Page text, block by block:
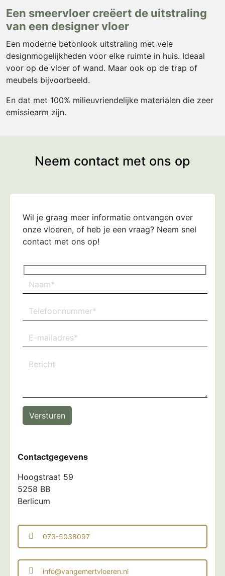
Een smeervloer creëert de uitstraling
van een designer vloer
Een moderne betonlook uitstraling met vele
designmogelijkheden voor elke ruimte in huis. Ideaal
voor op de vloer of wand. Maar ook op de trap of
meubels bijvoorbeeld.
En dat met 100% milieuvriendelijke materialen die zeer
emissiearm zijn.
Neem contact met ons op
Wil je graag meer informatie ontvangen over
onze vloeren, of heb je een vraag? Neem snel
contact met ons op!
Versturen
Contactgegevens
Hoogstraat 59
5258 BB
Berlicum
073-5038097
info@vangemertvloeren.nl